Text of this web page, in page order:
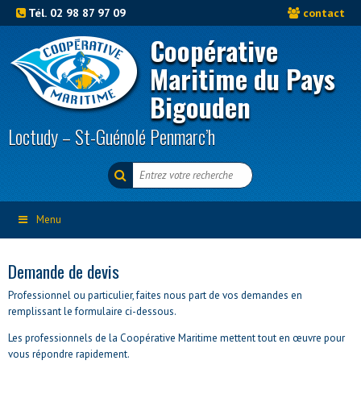
Tél. 02 98 87 97 09 contact
Coopérative
Maritime du Pays
Bigouden
Loctudy – St-Guénolé Penmarc’h
Menu
Demande de devis
Professionnel ou particulier, faites nous part de vos demandes en
remplissant le formulaire ci-dessous.
Les professionnels de la Coopérative Maritime mettent tout en œuvre pour
vous répondre rapidement.